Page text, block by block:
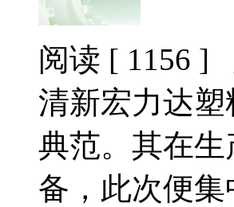
阅读 [ 1156 ]
清新宏力达
典范。其在
备，此次便